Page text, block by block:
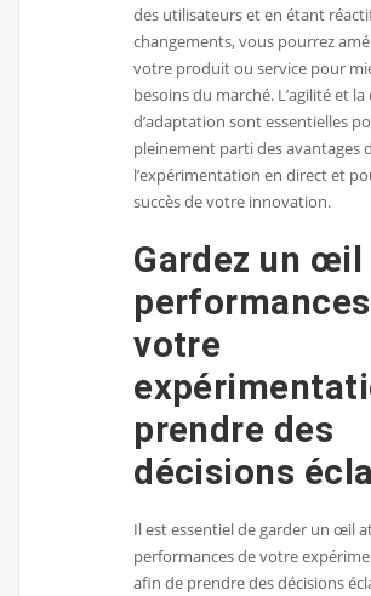
des utilisateurs et en étant
changements, vous pourrez
votre produit ou service pour
besoins du marché. L’agilité et la
d’adaptation sont essentielles
pleinement parti des avantages
l’expérimentation en direct et
succès de votre innovation.
Gardez un œil
votre
prendre des
décisions
Il est essentiel de garder un œil
performances de votre
afin de prendre des décisions